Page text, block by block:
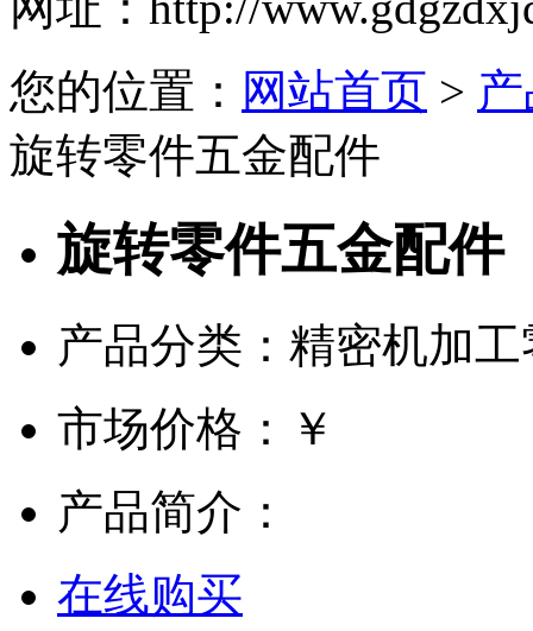
您的位置： 网站首页 >
旋转零件五金配件
旋转零件五金配件
产品分类：精密机加
市场价格：
￥
产品简介：
在线购买